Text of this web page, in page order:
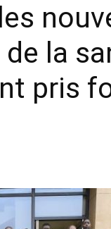
la
pris